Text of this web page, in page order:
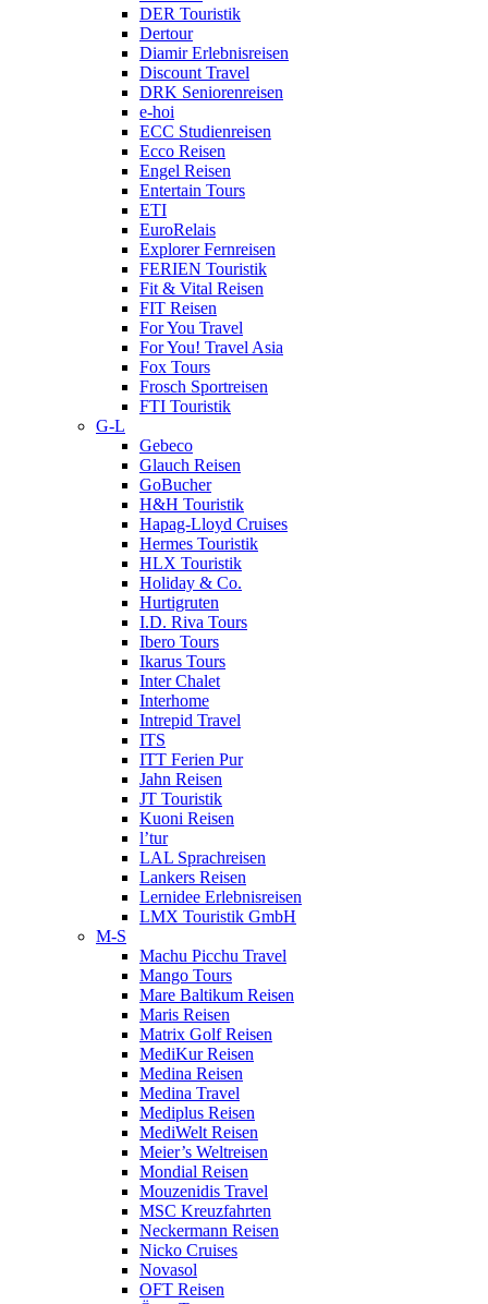
DER Touristik
Dertour
Diamir Erlebnisreisen
Discount Travel
DRK Seniorenreisen
e-hoi
ECC Studienreisen
Ecco Reisen
Engel Reisen
Entertain Tours
ETI
EuroRelais
Explorer Fernreisen
FERIEN Touristik
Fit & Vital Reisen
FIT Reisen
For You Travel
For You! Travel Asia
Fox Tours
Frosch Sportreisen
FTI Touristik
G-L
Gebeco
Glauch Reisen
GoBucher
H&H Touristik
Hapag-Lloyd Cruises
Hermes Touristik
HLX Touristik
Holiday & Co.
Hurtigruten
I.D. Riva Tours
Ibero Tours
Ikarus Tours
Inter Chalet
Interhome
Intrepid Travel
ITS
ITT Ferien Pur
Jahn Reisen
JT Touristik
Kuoni Reisen
l’tur
LAL Sprachreisen
Lankers Reisen
Lernidee Erlebnisreisen
LMX Touristik GmbH
M-S
Machu Picchu Travel
Mango Tours
Mare Baltikum Reisen
Maris Reisen
Matrix Golf Reisen
MediKur Reisen
Medina Reisen
Medina Travel
Mediplus Reisen
MediWelt Reisen
Meier’s Weltreisen
Mondial Reisen
Mouzenidis Travel
MSC Kreuzfahrten
Neckermann Reisen
Nicko Cruises
Novasol
OFT Reisen